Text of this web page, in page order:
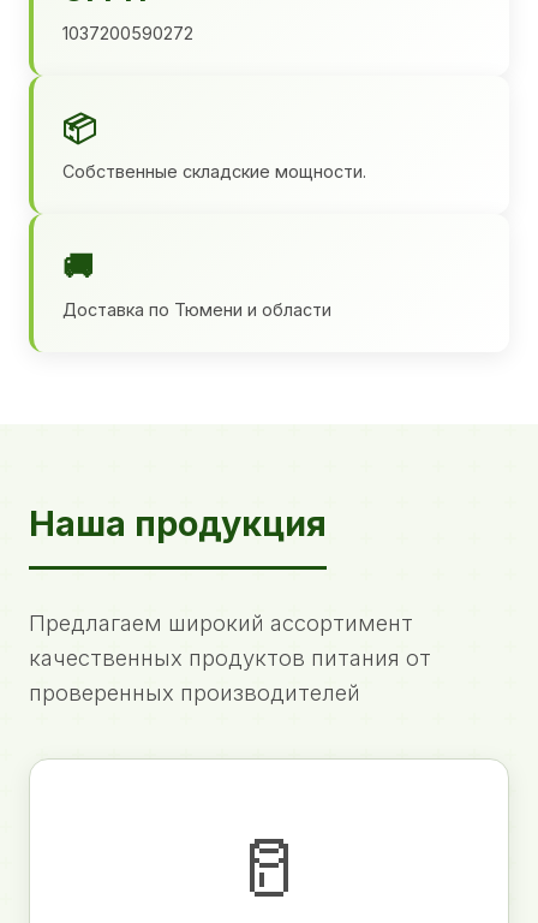
1037200590272
📦
Собственные складские мощности.
🚚
Доставка по Тюмени и области
Наша продукция
Предлагаем широкий ассортимент
качественных продуктов питания от
проверенных производителей
🥛